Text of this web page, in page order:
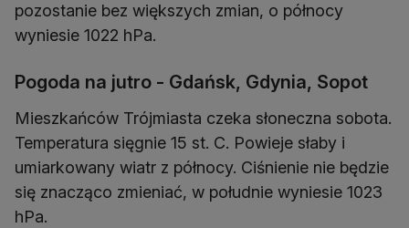
pozostanie bez większych zmian, o północy
wyniesie 1022 hPa.
Pogoda na jutro - Gdańsk, Gdynia, Sopot
Mieszkańców Trójmiasta czeka słoneczna sobota.
Temperatura sięgnie 15 st. C. Powieje słaby i
umiarkowany wiatr z północy. Ciśnienie nie będzie
się znacząco zmieniać, w południe wyniesie 1023
hPa.